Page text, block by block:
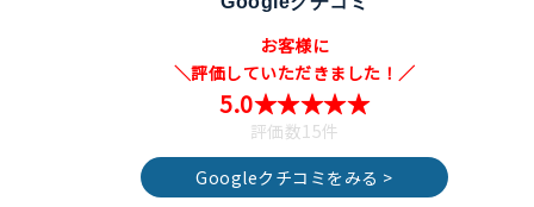
お客様に
＼評価していただきました！／
5.0★★★★★
評価数15件
Googleクチコミをみる >